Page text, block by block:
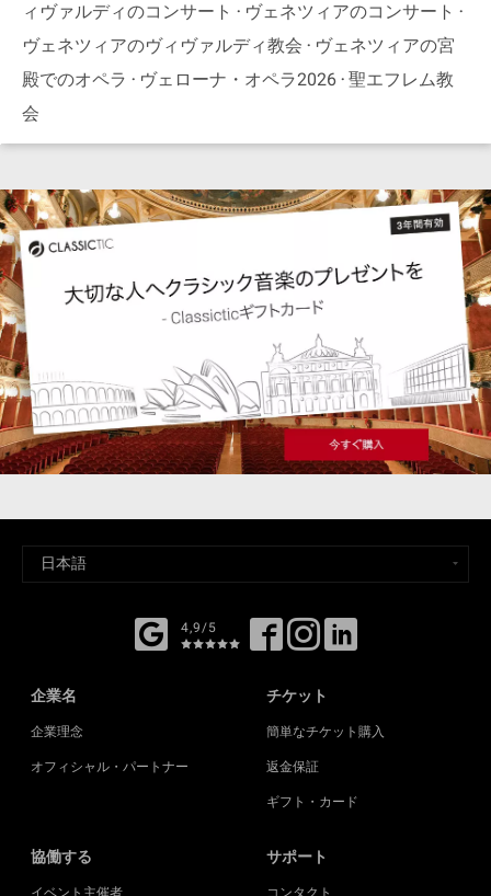
ィヴァルディのコンサート
ヴェネツィアのコンサート
ヴェネツィアのヴィヴァルディ教会
ヴェネツィアの宮
殿でのオペラ
ヴェローナ・オペラ2026 聖エフレム教
会
4,9/5
企業名
企業理念
オフィシャル・パートナー
チケット
簡単なチケット購入
返金保証
ギフト・カード
協働する サポート